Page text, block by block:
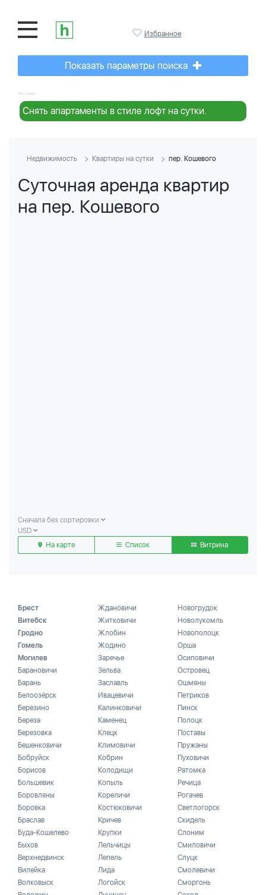
Избранное
Показать параметры поиска
Реклама:
Снять апартаменты в стиле лофт на сутки.
Недвижимость Квартиры на сутки пер. Кошевого
Суточная аренда квартир
на пер. Кошевого
Сначала без сортировки
USD
На карте
Список Витрина
Брест
Витебск
Гродно
Гомель
Могилев
Барановичи
Барань
Белоозёрск
Березино
Береза
Березовка
Бешенковичи
Бобруйск
Борисов
Большевик
Боровляны
Боровка
Браслав
Буда-Кошелево
Быхов
Верхнедвинск
Вилейка
Волковыск
Ждановичи
Житковичи
Жлобин
Жодино
Заречье
Зельва
Заславль
Ивацевичи
Калинковичи
Каменец
Клецк
Климовичи
Кобрин
Колодищи
Копыль
Кореличи
Костюковичи
Кричев
Крупки
Лельчицы
Лепель
Лида
Логойск
Новогрудок
Новолукомль
Новополоцк
Орша
Осиповичи
Островец
Ошмяны
Петриков
Пинск
Полоцк
Поставы
Пружаны
Пуховичи
Ратомка
Речица
Рогачев
Светлогорск
Скидель
Слоним
Смиловичи
Слуцк
Смолевичи
Сморгонь